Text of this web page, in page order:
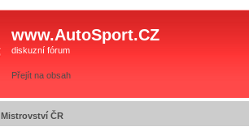
www.AutoSport.CZ
diskuzní fórum
Přejít na obsah
Mistrovství ČR